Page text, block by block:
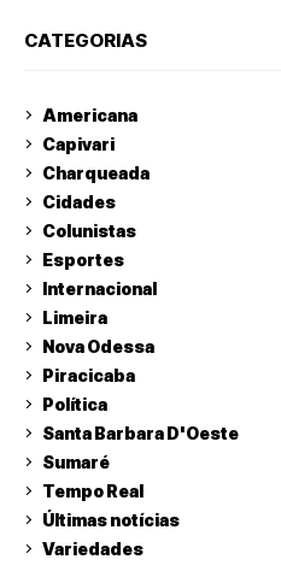
CATEGORIAS
Americana
Capivari
Charqueada
Cidades
Colunistas
Esportes
Internacional
Limeira
Nova Odessa
Piracicaba
Política
Santa Barbara D'Oeste
Sumaré
Tempo Real
Últimas notícias
Variedades